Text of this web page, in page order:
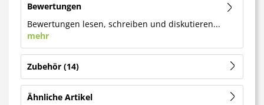
Bewertungen
Bewertungen lesen, schreiben und diskutieren...
mehr
Zubehör 14
Ähnliche Artikel